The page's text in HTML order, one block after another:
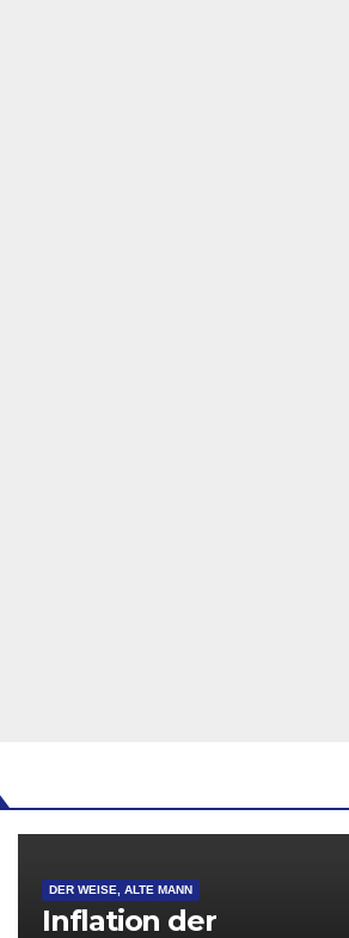
DER WEISE, ALTE MANN
Inflation der